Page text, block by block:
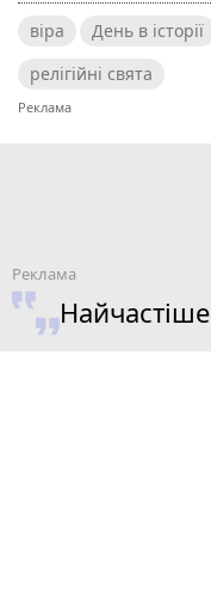
віра День в історії
релігійні свята
Найчастіше